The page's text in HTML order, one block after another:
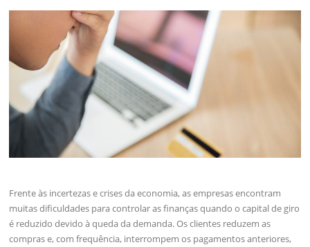
Frente às incertezas e crises da economia, as empresas encontram
muitas dificuldades para controlar as finanças quando o capital de giro
é reduzido devido à queda da demanda. Os clientes reduzem as
compras e, com frequência, interrompem os pagamentos anteriores,